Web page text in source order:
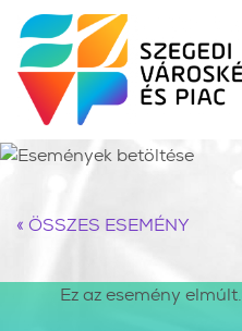
« ÖSSZES ESEMÉNY
Ez az esemény elmúlt.